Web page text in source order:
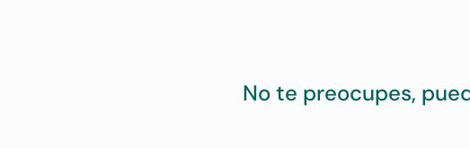
No te preocupes,